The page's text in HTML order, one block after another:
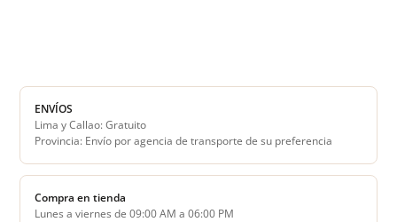
ENVÍOS
Lima y Callao: Gratuito
Provincia: Envío por agencia de transporte de su preferencia
Compra en tienda
Lunes a viernes de 09:00 AM a 06:00 PM